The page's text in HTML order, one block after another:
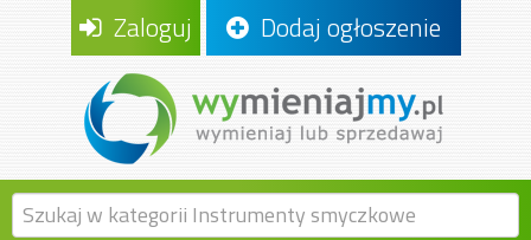
Zaloguj Dodaj ogłoszenie